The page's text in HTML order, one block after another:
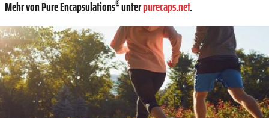
Mehr von Pure Encapsulations®unterpurecaps.net.